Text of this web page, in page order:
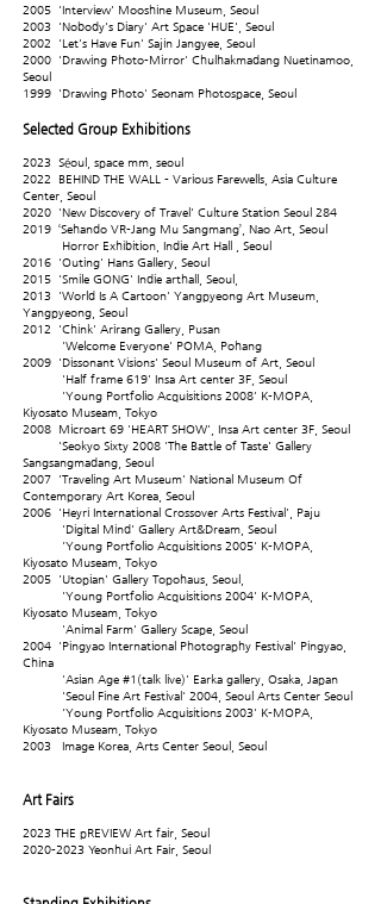
2005 'Interview' Mooshine Museum, Seoul
2003 'Nobody's Diary' Art Space 'HUE', Seoul
2002 'Let's Have Fun' Sajin Jangyee, Seoul
2000 'Drawing Photo-Mirror' Chulhakmadang Nuetinamoo,
Seoul
1999 'Drawing Photo' Seonam Photospace, Seoul
Selected Group Exhibitions
2023 Séoul, space mm, seoul
2022 BEHIND THE WALL - Various Farewells, Asia Culture
Center, Seoul
2020 'New Discovery of Travel' Culture Station Seoul 284
2019 ‘Sehando VR-Jang Mu Sangmang’, Nao Art, Seoul
Horror Exhibition, Indie Art Hall , Seoul
2016 'Outing' Hans Gallery, Seoul
2015 'Smile GONG' Indie arthall, Seoul,
2013 'World Is A Cartoon' Yangpyeong Art Museum,
Yangpyeong, Seoul
2012 'Chink' Arirang Gallery, Pusan
'Welcome Everyone' POMA, Pohang
2009 'Dissonant Visions' Seoul Museum of Art, Seoul
'Half frame 619' Insa Art center 3F, Seoul
'Young Portfolio Acquisitions 2008' K-MOPA,
Kiyosato Museam, Tokyo
2008 Microart 69 'HEART SHOW', Insa Art center 3F, Seoul
'Seokyo Sixty 2008 'The Battle of Taste' Gallery
Sangsangmadang, Seoul
2007 'Traveling Art Museum' National Museum Of
Contemporary Art Korea, Seoul
2006 'Heyri International Crossover Arts Festival', Paju
'Digital Mind' Gallery Art&Dream, Seoul
'Young Portfolio Acquisitions 2005' K-MOPA,
Kiyosato Museam, Tokyo
2005 'Utopian' Gallery Topohaus, Seoul,
'Young Portfolio Acquisitions 2004' K-MOPA,
Kiyosato Museam, Tokyo
'Animal Farm' Gallery Scape, Seoul
2004 'Pingyao International Photography Festival' Pingyao,
China
'Asian Age #1(talk live)' Earka gallery, Osaka, Japan
'Seoul Fine Art Festival' 2004, Seoul Arts Center Seoul
'Young Portfolio Acquisitions 2003' K-MOPA,
Kiyosato Museam, Tokyo
2003 Image Korea, Arts Center Seoul, Seoul
Art Fairs
2023 THE pREVIEW Art fair, Seoul
2020-2023 Yeonhui Art Fair, Seoul